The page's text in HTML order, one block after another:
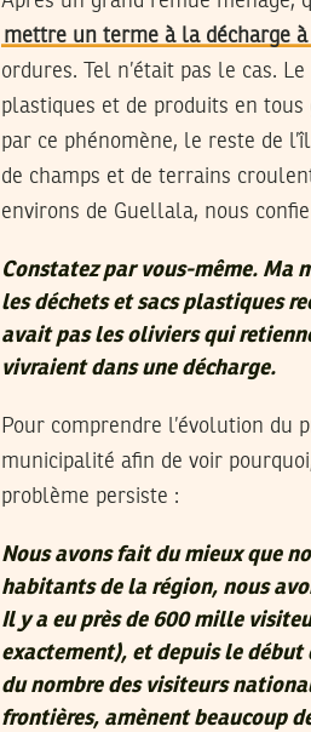
mettre un terme à la décharge
ordures. Tel n’était pas le cas.
plastiques et de produits en
par ce phénomène, le reste de
de champs et de terrains
environs de Guellala, nous
Constatez par vous-même. Ma
les déchets et sacs plastiques
avait pas les oliviers qui
vivraient dans une décharge.
Pour comprendre l’évolution du
municipalité afin de voir
problème persiste :
Nous avons fait du mieux que
habitants de la région, nous
Il y a eu près de 600 mille
exactement), et depuis le début
du nombre des visiteurs
frontières, amènent beaucoup